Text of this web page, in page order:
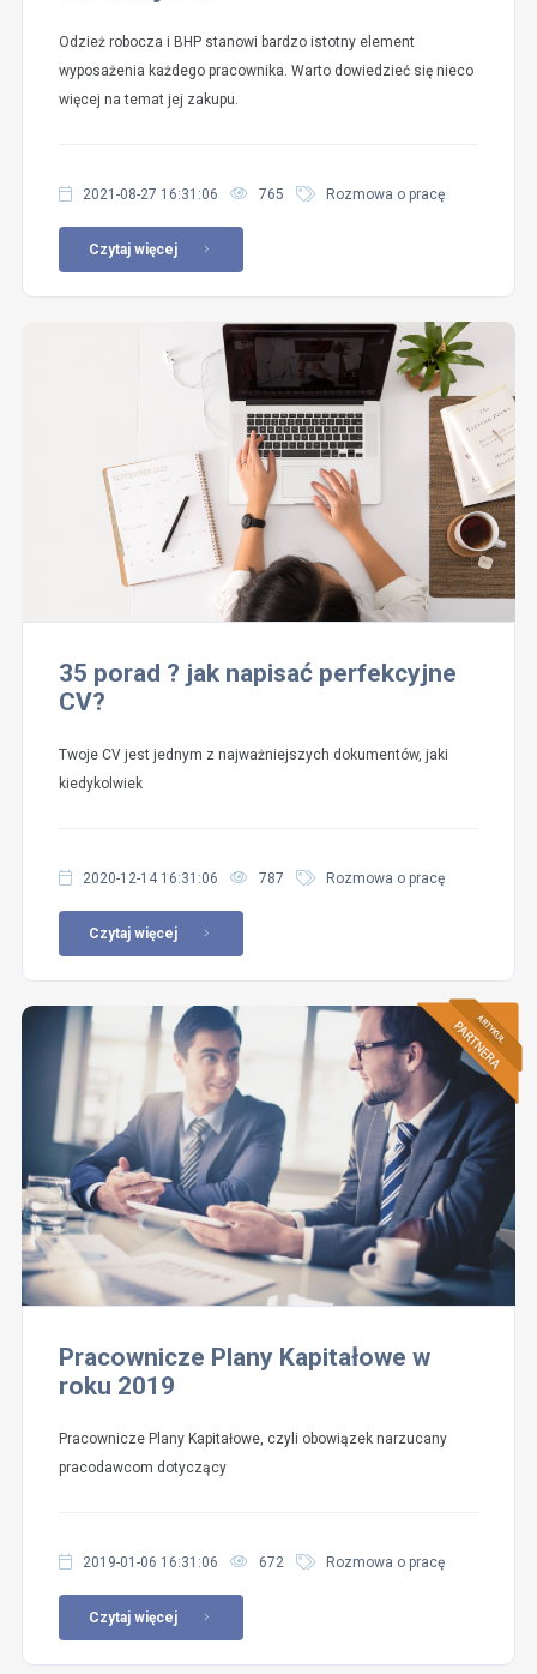
Odzież robocza i BHP stanowi bardzo istotny element
wyposażenia każdego pracownika. Warto dowiedzieć się nieco
więcej na temat jej zakupu.
2021-08-27 16:31:06 765 Rozmowa o pracę
Czytaj więcej
35 porad ? jak napisać perfekcyjne
CV?
Twoje CV jest jednym z najważniejszych dokumentów, jaki
kiedykolwiek
2020-12-14 16:31:06 787 Rozmowa o pracę
Czytaj więcej
Pracownicze Plany Kapitałowe w
roku 2019
Pracownicze Plany Kapitałowe, czyli obowiązek narzucany
pracodawcom dotyczący
2019-01-06 16:31:06 672 Rozmowa o pracę
Czytaj więcej